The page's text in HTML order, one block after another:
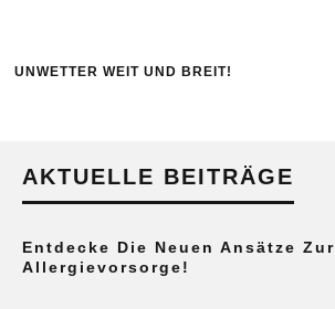
UNWETTER WEIT UND BREIT!
AKTUELLE BEITRÄGE
Entdecke Die Neuen Ansätze Zur
Allergievorsorge!